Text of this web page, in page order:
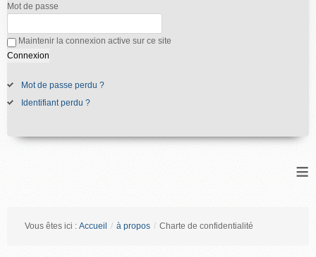
Mot de passe
Maintenir la connexion active sur ce site
Mot de passe perdu ?
Identifiant perdu ?
≡
Vous êtes ici : Accueil / à propos / Charte de confidentialité